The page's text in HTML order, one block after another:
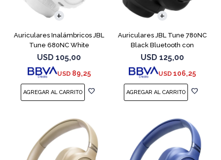
Auriculares Inalámbricos JBL
Tune 680NC White
USD 105,00
USD 89,25
Auriculares JBL Tune 780NC
Black Bluetooth con
Micrófono
USD 125,00
USD 106,25